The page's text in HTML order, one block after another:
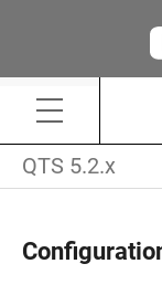
QTS 5.2.x